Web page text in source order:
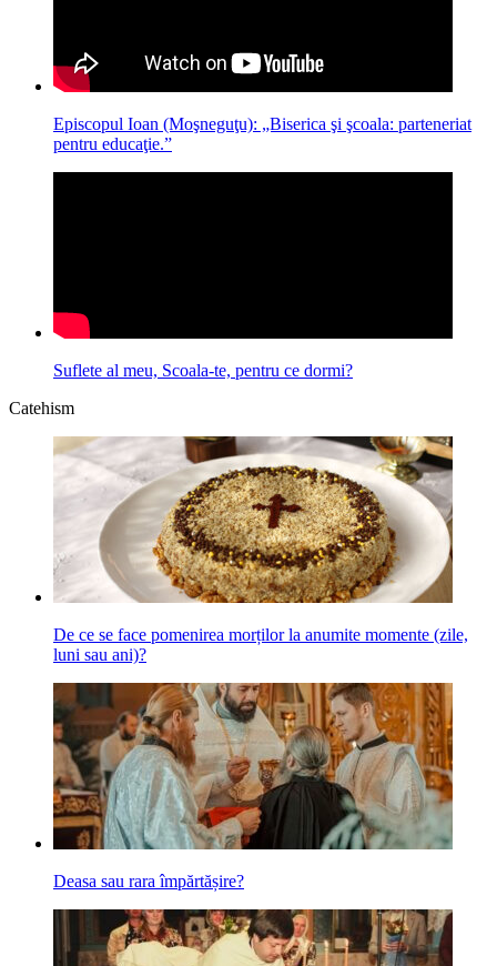
Episcopul Ioan (Moşneguţu): „Biserica şi şcoala: parteneriat
pentru educaţie.”
Suflete al meu, Scoala-te, pentru ce dormi?
Catehism
De ce se face pomenirea morților la anumite momente (zile,
luni sau ani)?
Deasa sau rara îm­părtășire?